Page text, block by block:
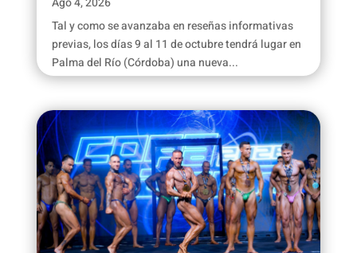
Tal y como se avanzaba en reseñas informativas
previas, los días 9 al 11 de octubre tendrá lugar en
Palma del Río (Córdoba) una nueva...